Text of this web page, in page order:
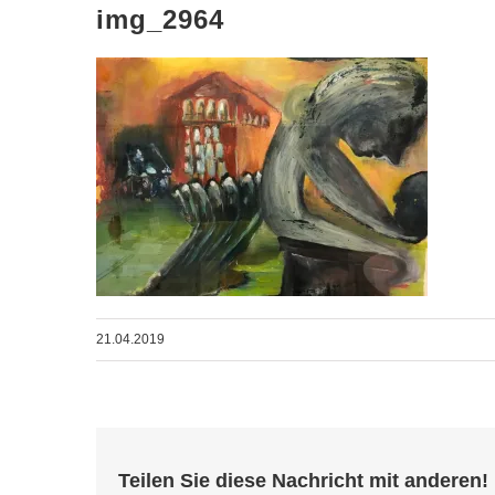
img_2964
21.04.2019
Teilen Sie diese Nachricht mit anderen!